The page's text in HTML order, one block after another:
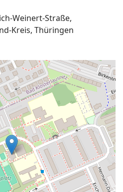
Weinert-Straße,
Kreis, Thüringen